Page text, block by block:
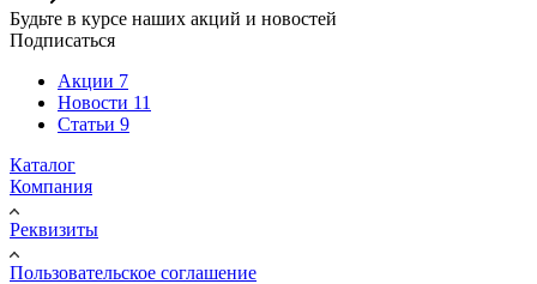
Будьте в курсе наших акций и новостей
Подписаться
Акции 7
Новости 11
Статьи 9
Каталог
Компания
Реквизиты
Пользовательское соглашение